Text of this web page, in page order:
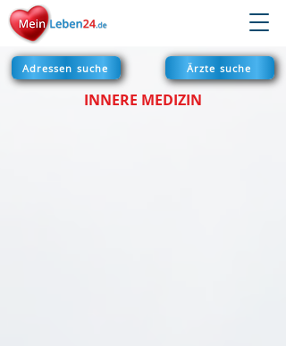
Adressen suche Ärzte suche
INNERE MEDIZIN